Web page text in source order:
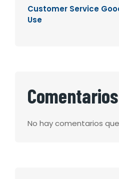
Customer Service
Use
No hay comentarios